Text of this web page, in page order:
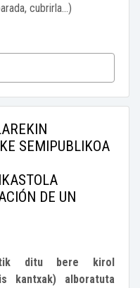
cubrirla...)
SEMIPUBLIKOA
DE UN
ditu bere kirol
kantxak) alboratuta